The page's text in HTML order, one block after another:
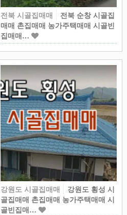
전북 시골집매매
전북 순창 시골집
매매 촌집매매 농가주택매매 시골빈
집매매…
강원도 시골집매매
강원도 횡성 시
골집매매 촌집매매 농가주택매매 시
골빈집매…